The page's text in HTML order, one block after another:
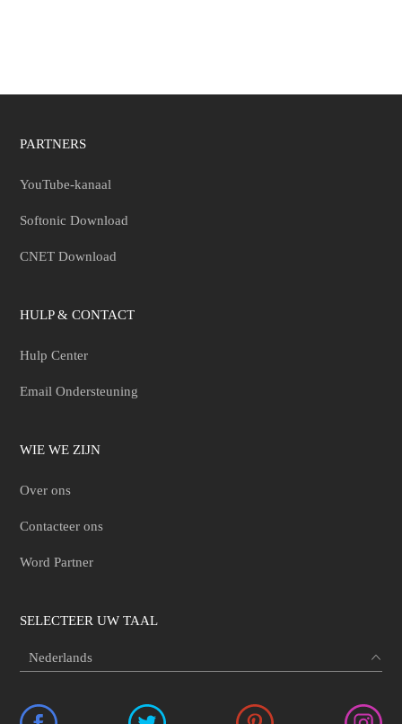
PARTNERS
YouTube-kanaal
Softonic Download
CNET Download
HULP & CONTACT
Hulp Center
Email Ondersteuning
WIE WE ZIJN
Over ons
Contacteer ons
Word Partner
SELECTEER UW TAAL